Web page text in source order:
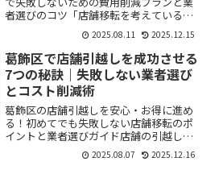
者選びのコツ「店舗移転を考えているけ
れど、費用がどれくらいかかるのか不
安」「できるだけコストを抑えて、新し
いお店をスタートしたい」——中野区で
店舗移転を検討されている方...
2025.08.11 2025.12.15
葛飾区で店舗引越しを成功させる
7つの秘訣｜失敗しない業者選び
とコスト削減術
葛飾区の店舗引越しを安心・お得に進め
る！初めてでも失敗しない店舗移転のポ
イントと業者選びガイド店舗の引越しや
移転を考えているけれど、「何から始め
たらいいのかわからない」「費用や手続
2025.08.07 2025.12.16